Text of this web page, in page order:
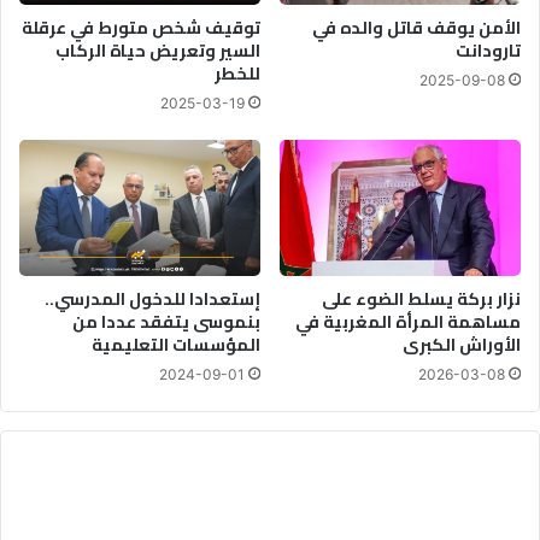
ء
ا
ة
و
م
ا
ي
ا
د
م
ة
ب
ا
ل
أ
تارودانت
2025-09-08
توقيف شخص متورط في عرقلة
السير وتعريض حياة الركاب
للخطر
2025-03-19
نزار بركة يسلط الضوء على
مساهمة المرأة المغربية في
الأوراش الكبرى
2026-03-08
إستعدادا للدخول المدرسي..
بنموسى يتفقد عددا من
المؤسسات التعليمية
2024-09-01